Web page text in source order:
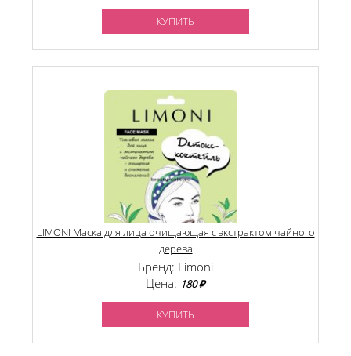
КУПИТЬ
LIMONI Маска для лица очищающая с экстрактом чайного
дерева
Бренд: Limoni
Цена: 180 ₽
КУПИТЬ